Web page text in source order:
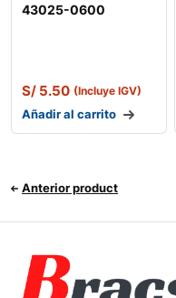
43025-0600
S/ 5.50 (Incluye IGV)
Añadir al carrito
Anterior product